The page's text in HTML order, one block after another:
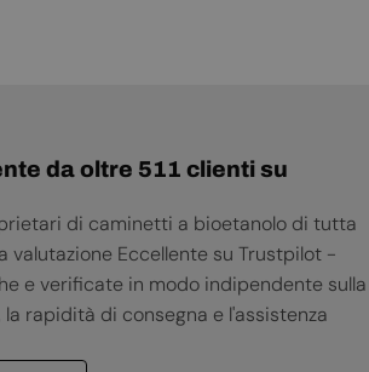
da oltre 511 clienti su
di caminetti a bioetanolo di tutta
valutazione Eccellente su Trustpilot -
e verificate in modo indipendente sulla
rapidità di consegna e l'assistenza